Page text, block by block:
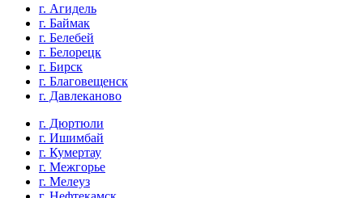
г. Агидель
г. Баймак
г. Белебей
г. Белорецк
г. Бирск
г. Благовещенск
г. Давлеканово
г. Дюртюли
г. Ишимбай
г. Кумертау
г. Межгорье
г. Мелеуз